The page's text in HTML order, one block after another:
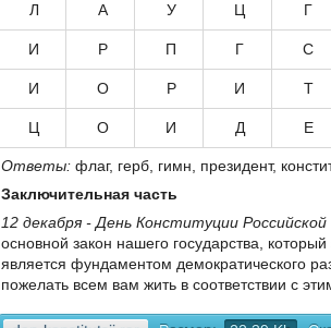
Л А У Ц Г
И Р П Г С
И О Р И Т
Ц О И Д Е
Ответы: флаг, герб, гимн, президент,
Заключительная часть
12 декабря - День Конституции Российской
основной закон нашего государства,
является фундаментом демократического
пожелать всем вам жить в соответствии с